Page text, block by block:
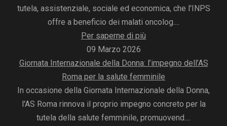
tutela, assistenziale, sociale ed economica, che l'INPS
offre a beneficio dei malati oncolog....
Per saperne di più
09 Marzo 2026
Giornata Internazionale della Donna: l’impegno dell’AS
Roma per la salute femminile
In occasione della Giornata Internazionale della Donna,
l'AS Roma rinnova il proprio impegno concreto per la
tutela della salute femminile, promuovend....